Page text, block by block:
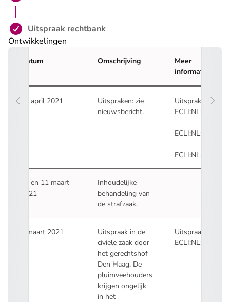
Stap 4 is voltooid:
Uitspraak rechtbank
Ontwikkelingen
Datum Omschrijving
Meer
informatie
12 april 2021
Uitspraken: zie
nieuwsbericht.
Uitspraken:
10 en 11 maart
2021
Inhoudelijke
behandeling van
de strafzaak.
2 maart 2021
Uitspraak in de
civiele zaak door
het gerechtshof
Den Haag. De
pluimveehouders
krijgen ongelijk
in het
Uitspraak: